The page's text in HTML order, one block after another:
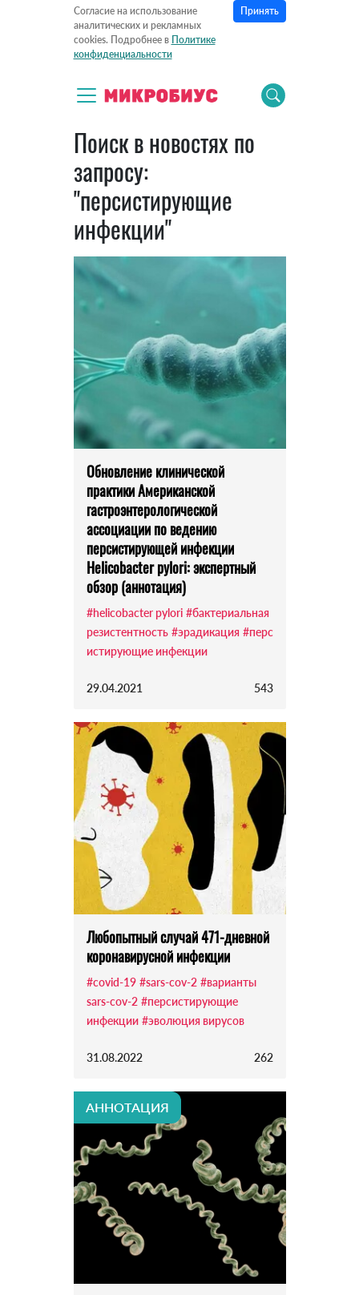
Согласие на использование
аналитических и рекламных
cookies. Подробнее в Политике
конфиденциальности
Принять
Поиск в новостях по
запросу:
"персистирующие
инфекции"
Обновление клинической
практики Американской
гастроэнтерологической
ассоциации по ведению
персистирующей инфекции
Helicobacter pylori: экспертный
обзор (аннотация)
#helicobacter pylori #бактериальная
резистентность #эрадикация #перс
истирующие инфекции
29.04.2021 543
Любопытный случай 471-дневной
коронавирусной инфекции
#covid-19 #sars-cov-2 #варианты
sars-cov-2 #персистирующие
инфекции #эволюция вирусов
31.08.2022 262
АННОТАЦИЯ